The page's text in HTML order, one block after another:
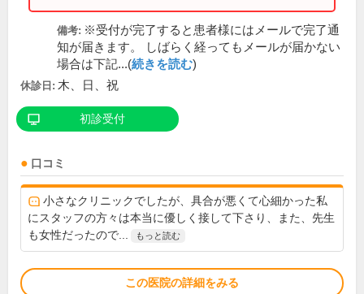
備考: ※受付が完了すると患者様にはメールで完了通
知が届きます。 しばらく経ってもメールが届かない
場合は下記...(続きを読む)
休診日: 木、日、祝
初診受付
口コミ
小さなクリニックでしたが、具合が悪くて心細かった私
にスタッフの方々は本当に優しく接して下さり、また、先生
も女性だったので...
もっと読む
この医院の詳細をみる